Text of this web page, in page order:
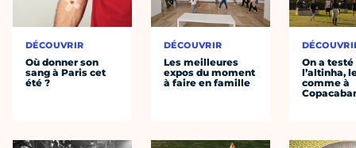
DÉCOUVRIR
Où donner son
sang à Paris cet
été ?
DÉCOUVRIR
Les meilleures
expos du moment
à faire en famille
On a testé
l’altinha,
comme à